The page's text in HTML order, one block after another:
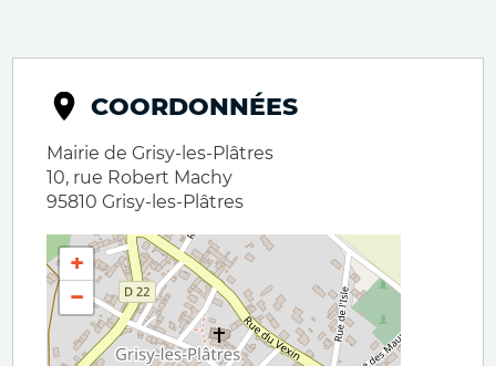
COORDONNÉES
Mairie de Grisy-les-Plâtres
10, rue Robert Machy
95810 Grisy-les-Plâtres
+
−